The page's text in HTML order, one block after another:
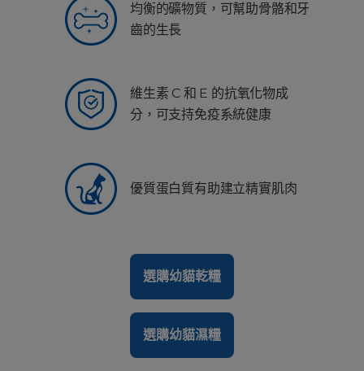
均衡的礦物質，可幫助骨骼和牙
齒的生長
維生素 C 和 E 的抗氧化物成
分，可支持免疫系統健康
優質蛋白質有助建立精實肌肉
選購幼貓乾糧
選購幼貓濕糧